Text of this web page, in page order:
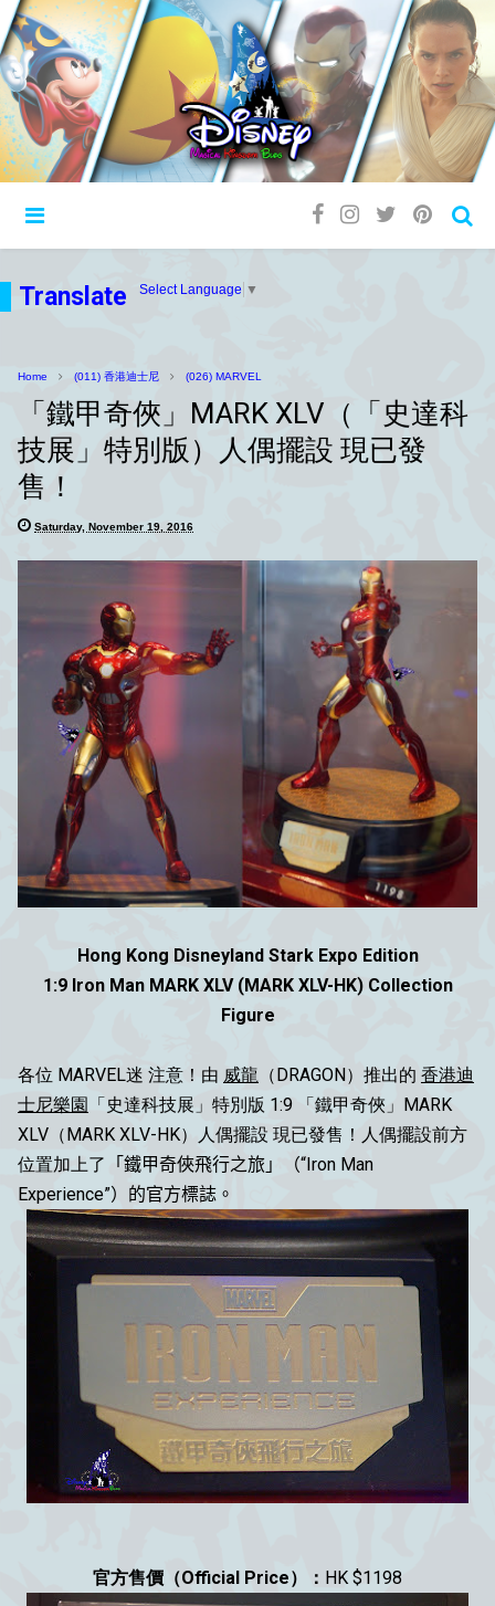
Translate Select Language ▼
Home (011) 香港迪士尼 (026) MARVEL
「鐵甲奇俠」MARK XLV（「史達科
技展」特別版）人偶擺設 現已發
售！
Saturday, November 19, 2016
Hong Kong Disneyland Stark Expo Edition
1:9 Iron Man MARK XLV (MARK XLV-HK) Collection
Figure
各位 MARVEL迷 注意！由 威龍 （DRAGON）推出的 香港迪
士尼樂園 「史達科技展」特別版 1:9 「鐵甲奇俠」MARK
XLV（MARK XLV-HK）人偶擺設 現已發售！人偶擺設前方
位置加上了
「鐵甲奇俠飛行之旅 」
（“Iron Man
Experience”）的官方標誌。
官方售價（Official Price）： HK $1198